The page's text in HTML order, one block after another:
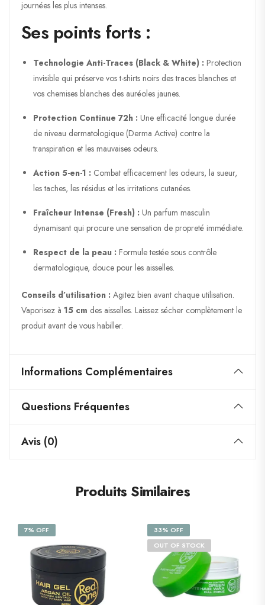
journées les plus intenses.
Ses points forts :
Technologie Anti-Traces (Black & White) : Protection
invisible qui préserve vos t-shirts noirs des traces blanches et
vos chemises blanches des auréoles jaunes.
Protection Continue 72h : Une efficacité longue durée
de niveau dermatologique (Derma Active) contre la
transpiration et les mauvaises odeurs.
Action 5-en-1 : Combat efficacement les odeurs, la sueur,
les taches, les résidus et les irritations cutanées.
Fraîcheur Intense (Fresh) : Un parfum masculin
dynamisant qui procure une sensation de propreté immédiate.
Respect de la peau : Formule testée sous contrôle
dermatologique, douce pour les aisselles.
Conseils d’utilisation : Agitez bien avant chaque utilisation.
Vaporisez à 15 cm des aisselles. Laissez sécher complètement le
produit avant de vous habiller.
Informations Complémentaires
Questions Fréquentes
Avis (0)
Produits Similaires
7% OFF
33% OFF
OUT OF STOCK